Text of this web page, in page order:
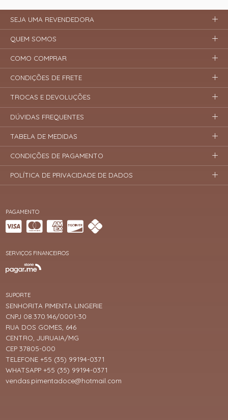
PAGAMENTO
SERVIÇOS FINANCEIROS
SUPORTE
SENHORITA PIMENTA LINGERIE
CNPJ 08.370.146/0001-30
RUA DOS GOMES, 646
CENTRO, JURUAIA/MG
CEP 37805-000
TELEFONE +55 (35) 99194-0371
WHATSAPP +55 (35) 99194-0371
vendas.pimentadoce@hotmail.com
SEJA UMA REVENDEDORA
QUEM SOMOS
COMO COMPRAR
CONDIÇÕES DE FRETE
TROCAS E DEVOLUÇÕES
DÚVIDAS FREQUENTES
TABELA DE MEDIDAS
CONDIÇÕES DE PAGAMENTO
POLÍTICA DE PRIVACIDADE DE DADOS